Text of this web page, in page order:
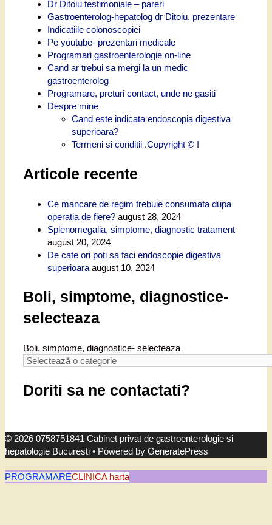
Dr Ditoiu testimoniale – pareri
Gastroenterolog-hepatolog dr Ditoiu, prezentare
Indicatiile colonoscopiei
Pe youtube- prezentari medicale
Programari gastroenterologie on-line
Cand ar trebui sa mergi la un medic
gastroenterolog
Programare, preturi contact, unde ne gasiti
Despre mine
Cand este indicata endoscopia digestiva
superioara?
Termeni si conditii .Copyright © !
Articole recente
Ce mancare de regim trebuie consumata dupa
operatia de fiere? august 28, 2024
Splenomegalia, simptome, diagnostic tratament
august 20, 2024
De cate ori poti sa faci endoscopie digestiva
superioara august 10, 2024
Boli, simptome, diagnostice-
selecteaza
Boli, simptome, diagnostice- selecteaza
Doriti sa ne contactati?
© 2026 0758751841 Cabinet privat de gastroenterologie si
hepatologie Bucuresti • Powered by GeneratePress
PROGRAMARECLINICA harta